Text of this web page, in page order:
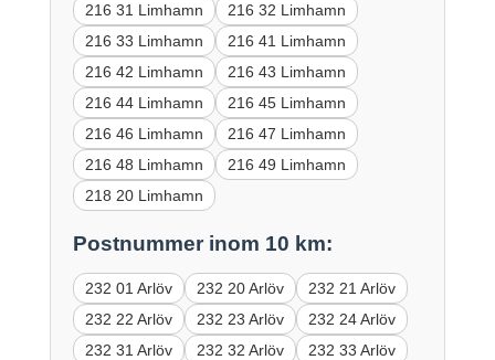
216 31 Limhamn
216 32 Limhamn
216 33 Limhamn
216 41 Limhamn
216 42 Limhamn
216 43 Limhamn
216 44 Limhamn
216 45 Limhamn
216 46 Limhamn
216 47 Limhamn
216 48 Limhamn
216 49 Limhamn
218 20 Limhamn
Postnummer inom 10 km:
232 01 Arlöv 232 20 Arlöv
232 21 Arlöv
232 22 Arlöv
232 23 Arlöv
232 24 Arlöv
232 31 Arlöv
232 32 Arlöv
232 33 Arlöv